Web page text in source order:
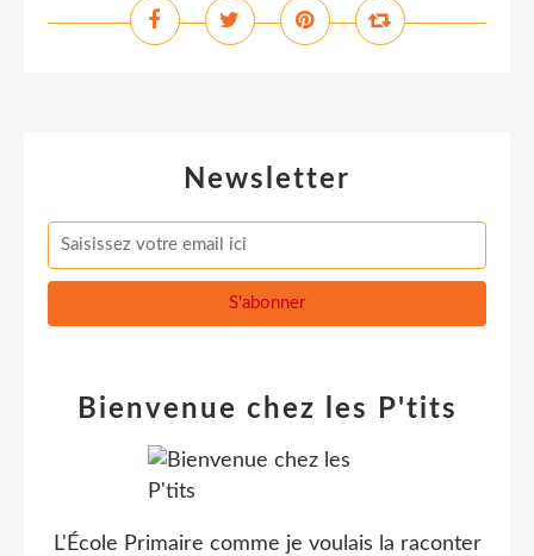
Newsletter
Bienvenue chez les P'tits
L'École Primaire comme je voulais la raconter